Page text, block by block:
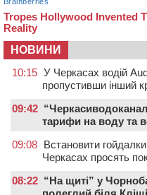
НОВИНИ
10:15 У Черкасах водій
пропустивши інший
09:42
тарифи на воду та
09:08 Встановити
Черкасах просять
08:22 “На щиті” у